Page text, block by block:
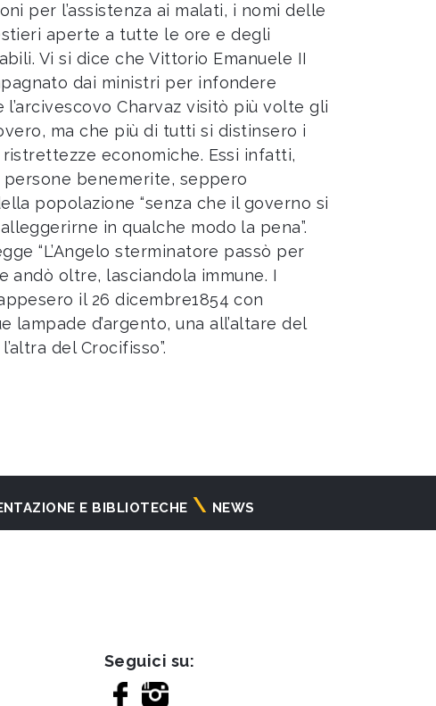
per l’assistenza ai malati, i nomi delle
aperte a tutte le ore e degli
Vi si dice che Vittorio Emanuele II
dai ministri per infondere
Charvaz visitò più volte gli
ma che più di tutti si distinsero i
economiche. Essi infatti,
benemerite, seppero
popolazione “senza che il governo si
in qualche modo la pena”.
“L’Angelo sterminatore passò per
andò oltre, lasciandola immune. I
il 26 dicembre1854 con
lampade d’argento, una all’altare del
del Crocifisso”.
E BIBLIOTECHE NEWS
Seguici su: